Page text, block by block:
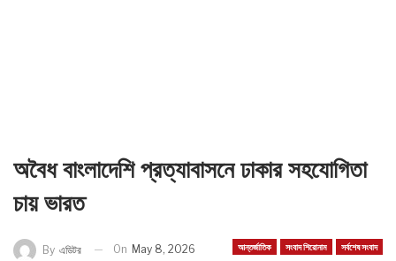
অবৈধ বাংলাদেশি প্রত্যাবাসনে ঢাকার সহযোগিতা
চায় ভারত
আন্তর্জাতিক সংবাদ শিরোনাম সর্বশেষ সংবাদ
By এডিটর On May 8, 2026